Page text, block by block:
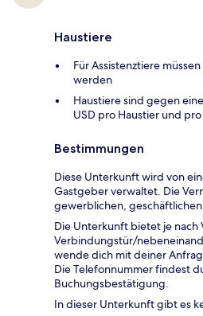
Haustiere
Für Assistenztiere
werden
Haustiere sind gegen
USD pro Haustier und
Bestimmungen
Diese Unterkunft wird von
Gastgeber verwaltet. Die
gewerblichen,
Die Unterkunft bietet je
Verbindungstür/
wende dich mit deiner
Die Telefonnummer findest
Buchungsbestätigung.
In dieser Unterkunft gibt es